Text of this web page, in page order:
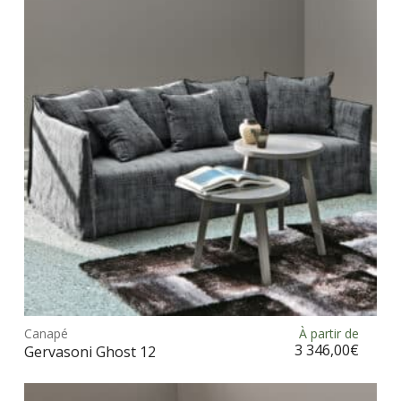
du
Ce
Canapé
Gervasoni Ghost 12
À partir de
3 346,00€